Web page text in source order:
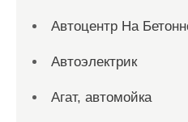
Автоцентр На
Автоэлектрик
Агат, автомойка